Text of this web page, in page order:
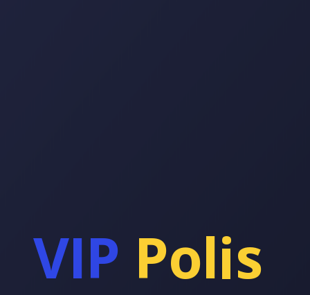
VIP Polis